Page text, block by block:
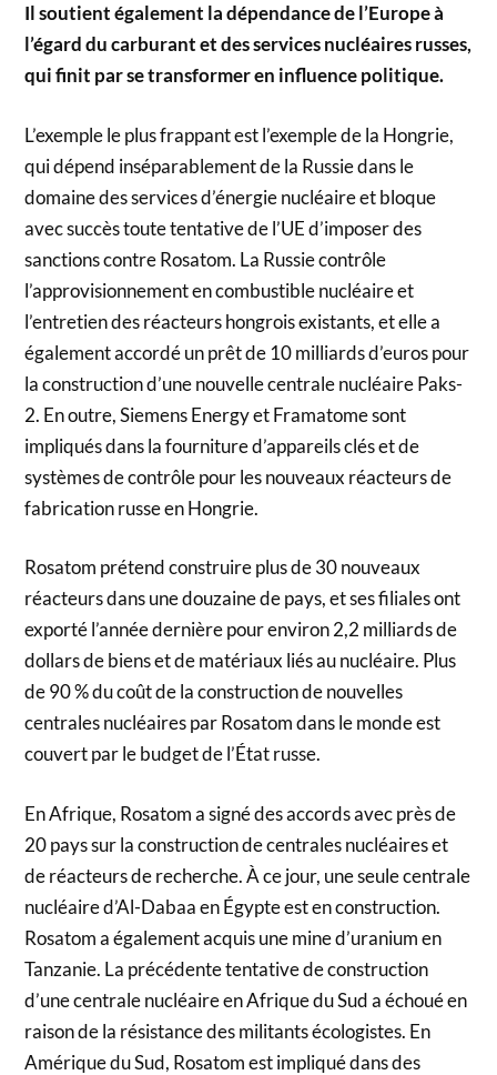
Il soutient également la dépendance de l’Europe à
l’égard du carburant et des services nucléaires russes,
qui finit par se transformer en influence politique.
L’exemple le plus frappant est l’exemple de la Hongrie,
qui dépend inséparablement de la Russie dans le
domaine des services d’énergie nucléaire et bloque
avec succès toute tentative de l’UE d’imposer des
sanctions contre Rosatom. La Russie contrôle
l’approvisionnement en combustible nucléaire et
l’entretien des réacteurs hongrois existants, et elle a
également accordé un prêt de 10 milliards d’euros pour
la construction d’une nouvelle centrale nucléaire Paks-
2. En outre, Siemens Energy et Framatome sont
impliqués dans la fourniture d’appareils clés et de
systèmes de contrôle pour les nouveaux réacteurs de
fabrication russe en Hongrie.
Rosatom prétend construire plus de 30 nouveaux
réacteurs dans une douzaine de pays, et ses filiales ont
exporté l’année dernière pour environ 2,2 milliards de
dollars de biens et de matériaux liés au nucléaire. Plus
de 90 % du coût de la construction de nouvelles
centrales nucléaires par Rosatom dans le monde est
couvert par le budget de l’État russe.
En Afrique, Rosatom a signé des accords avec près de
20 pays sur la construction de centrales nucléaires et
de réacteurs de recherche. À ce jour, une seule centrale
nucléaire d’Al-Dabaa en Égypte est en construction.
Rosatom a également acquis une mine d’uranium en
Tanzanie. La précédente tentative de construction
d’une centrale nucléaire en Afrique du Sud a échoué en
raison de la résistance des militants écologistes. En
Amérique du Sud, Rosatom est impliqué dans des